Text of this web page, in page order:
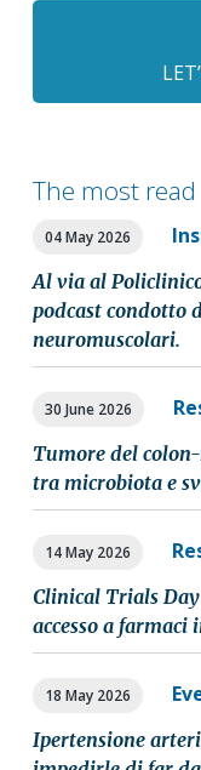
The most read
04 May 2026
Al via al
podcast condotto
neuromuscolari.
30 June 2026
Tumore del
tra microbiota e
14 May 2026
Clinical Trials
accesso a
18 May 2026
Ipertensione